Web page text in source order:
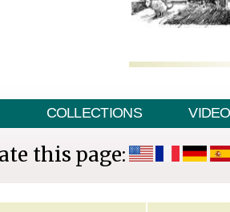
COLLECTIONS VIDEO
this page: